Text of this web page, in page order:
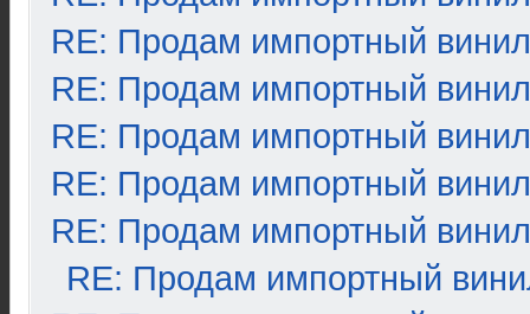
RE: Продам импортный винил
RE: Продам импортный винил
RE: Продам импортный винил
RE: Продам импортный винил
RE: Продам импортный винил
RE: Продам импортный